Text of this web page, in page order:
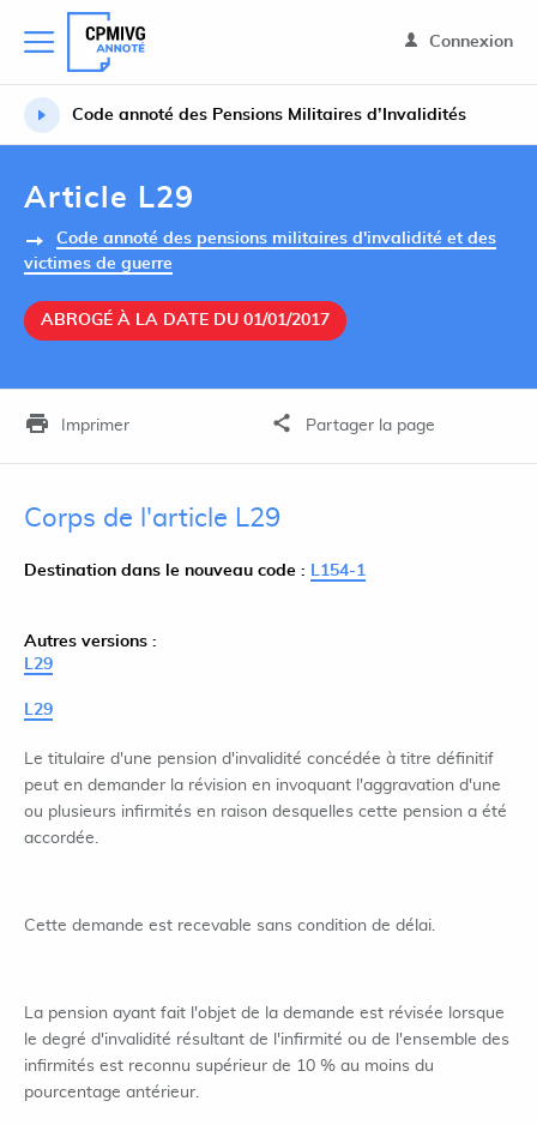
Connexion
Code annoté des Pensions Militaires d’Invalidités
Article L29
Code annoté des pensions militaires d'invalidité et des
victimes de guerre
ABROGÉ À LA DATE DU 01/01/2017
Imprimer Partager la page
Corps de l'article L29
Destination dans le nouveau code : L154-1
Autres versions :
L29
L29
Le titulaire d'une pension d'invalidité concédée à titre définitif
peut en demander la révision en invoquant l'aggravation d'une
ou plusieurs infirmités en raison desquelles cette pension a été
accordée.
Cette demande est recevable sans condition de délai.
La pension ayant fait l'objet de la demande est révisée lorsque
le degré d'invalidité résultant de l'infirmité ou de l'ensemble des
infirmités est reconnu supérieur de 10 % au moins du
pourcentage antérieur.